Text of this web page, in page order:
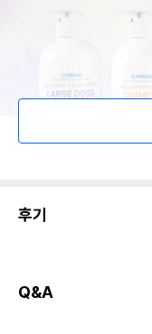
후기
Q&A